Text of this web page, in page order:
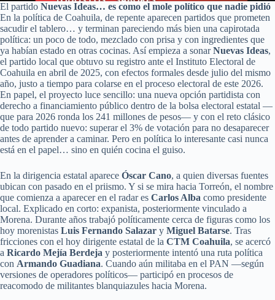
El partido Nuevas Ideas… es como el mole político que nadie pidió
En la política de Coahuila, de repente aparecen partidos que prometen
sacudir el tablero… y terminan pareciendo más bien una capirotada
política: un poco de todo, mezclado con prisa y con ingredientes que
ya habían estado en otras cocinas. Así empieza a sonarNuevas Ideas,
el partido local que obtuvo su registro ante el Instituto Electoral de
Coahuila en abril de 2025, con efectos formales desde julio del mismo
año, justo a tiempo para colarse en el proceso electoral de este 2026.
En papel, el proyecto luce sencillo: una nueva opción partidista con
derecho a financiamiento público dentro de la bolsa electoral estatal —
que para 2026 ronda los 241 millones de pesos— y con el reto clásico
de todo partido nuevo: superar el 3% de votación para no desaparecer
antes de aprender a caminar. Pero en política lo interesante casi nunca
está en el papel… sino en quién cocina el guiso.
En la dirigencia estatal aparece Óscar Cano, a quien diversas fuentes
ubican con pasado en el priismo. Y si se mira hacia Torreón, el nombre
que comienza a aparecer en el radar es Carlos Alba como presidente
local. Explicado en corto: expanista, posteriormente vinculado a
Morena. Durante años trabajó políticamente cerca de figuras como los
hoy morenistas Luis Fernando Salazar y Miguel Batarse. Tras
fricciones con el hoy dirigente estatal de la CTM Coahuila, se acercó
a Ricardo Mejía Berdeja y posteriormente intentó una ruta política
con Armando Guadiana. Cuando aún militaba en el PAN —según
versiones de operadores políticos— participó en procesos de
reacomodo de militantes blanquiazules hacia Morena.